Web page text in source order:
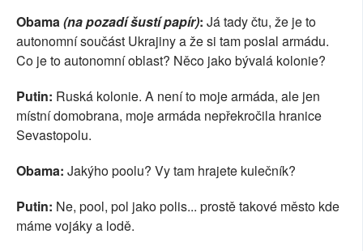
Obama(na pozadí šustí papír): Já tady čtu, že je to
autonomní součást Ukrajiny a že si tam poslal armádu.
Co je to autonomní oblast? Něco jako bývalá kolonie?
Putin: Ruská kolonie. A není to moje armáda, ale jen
místní domobrana, moje armáda nepřekročila hranice
Sevastopolu.
Obama: Jakýho poolu? Vy tam hrajete kulečník?
Putin: Ne, pool, pol jako polis... prostě takové město kde
máme vojáky a lodě.